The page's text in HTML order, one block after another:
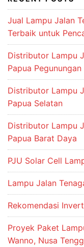
Jual Lampu Jalan
Terbaik untuk
Distributor Lampu
Papua Pegunungan
Distributor Lampu
Papua Selatan
Distributor Lampu
Papua Barat Daya
PJU Solar Cell
Lampu Jalan
Rekomendasi
Proyek Paket
Wanno, Nusa